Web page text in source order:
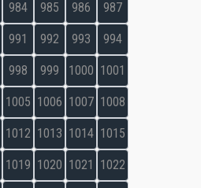
984 985 986 987
991 992 993 994
998 999 1000 1001
1005 1006 1007 1008
1012 1013 1014 1015
1019 1020 1021 1022